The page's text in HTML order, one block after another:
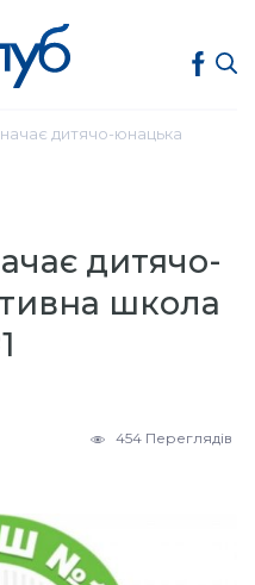
дитячо-юнацька
дитячо-
школа
454 Переглядів